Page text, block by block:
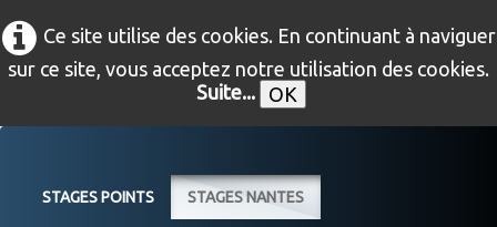
Ce site utilise des cookies. En continuant à naviguer
sur ce site, vous acceptez notre utilisation des cookies.
Suite...
OK
STAGES POINTS STAGES NANTES